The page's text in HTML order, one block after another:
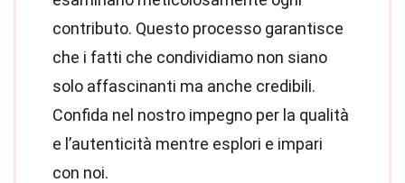
contributo. Questo processo garantisce
che i fatti che condividiamo non siano
solo affascinanti ma anche credibili.
Confida nel nostro impegno per la qualità
e l’autenticità mentre esplori e impari
con noi.